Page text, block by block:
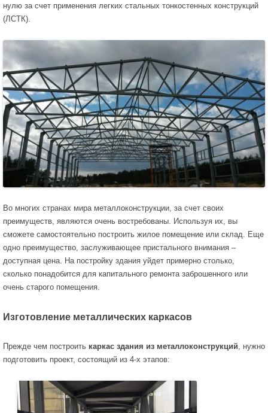
нулю за счет применения легких стальных тонкостенных конструкций
(ЛСТК).
Во многих странах мира металлоконструкции, за счет своих
преимуществ, являются очень востребованы. Используя их, вы
сможете самостоятельно построить жилое помещение или склад. Еще
одно преимущество, заслуживающее пристального внимания –
доступная цена. На постройку здания уйдет примерно столько,
сколько понадобится для капитального ремонта заброшенного или
очень старого помещения.
Изготовление металлических каркасов
Прежде чем построить каркас здания из металлоконструкций, нужно
подготовить проект, состоящий из 4-х этапов: